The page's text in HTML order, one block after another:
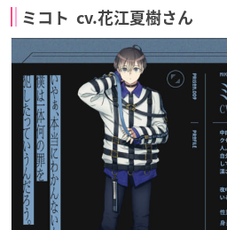
ミコト cv.花江夏樹さん